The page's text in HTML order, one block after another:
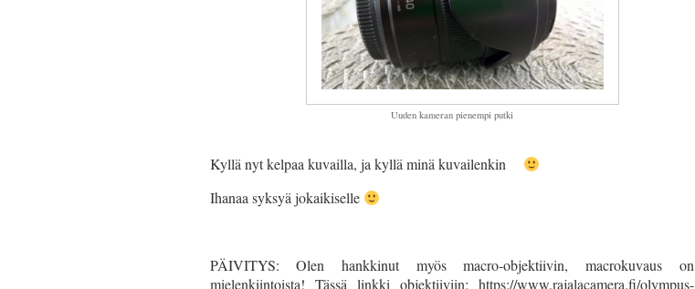
Uuden kameran pienempi putki
Kyllä nyt kelpaa kuvailla, ja kyllä minä kuvailenkin
Ihanaa syksyä jokaikiselle
PÄIVITYS: Olen hankkinut myös macro-objektiivin, macrokuvaus on
mielenkiintoista! Tässä linkki objektiiviin; https://www.rajalacamera.fi/olympus-